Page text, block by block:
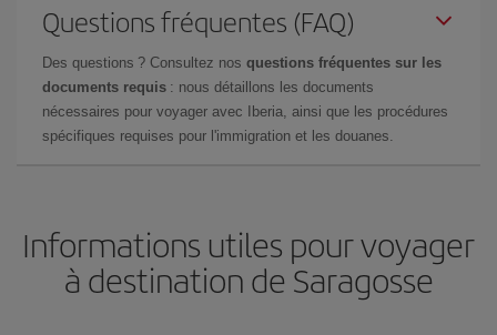
Questions fréquentes (FAQ)
Des questions ? Consultez nos questions fréquentes sur les
documents requis : nous détaillons les documents
nécessaires pour voyager avec Iberia, ainsi que les procédures
spécifiques requises pour l'immigration et les douanes.
Informations utiles pour voyager
à destination de Saragosse